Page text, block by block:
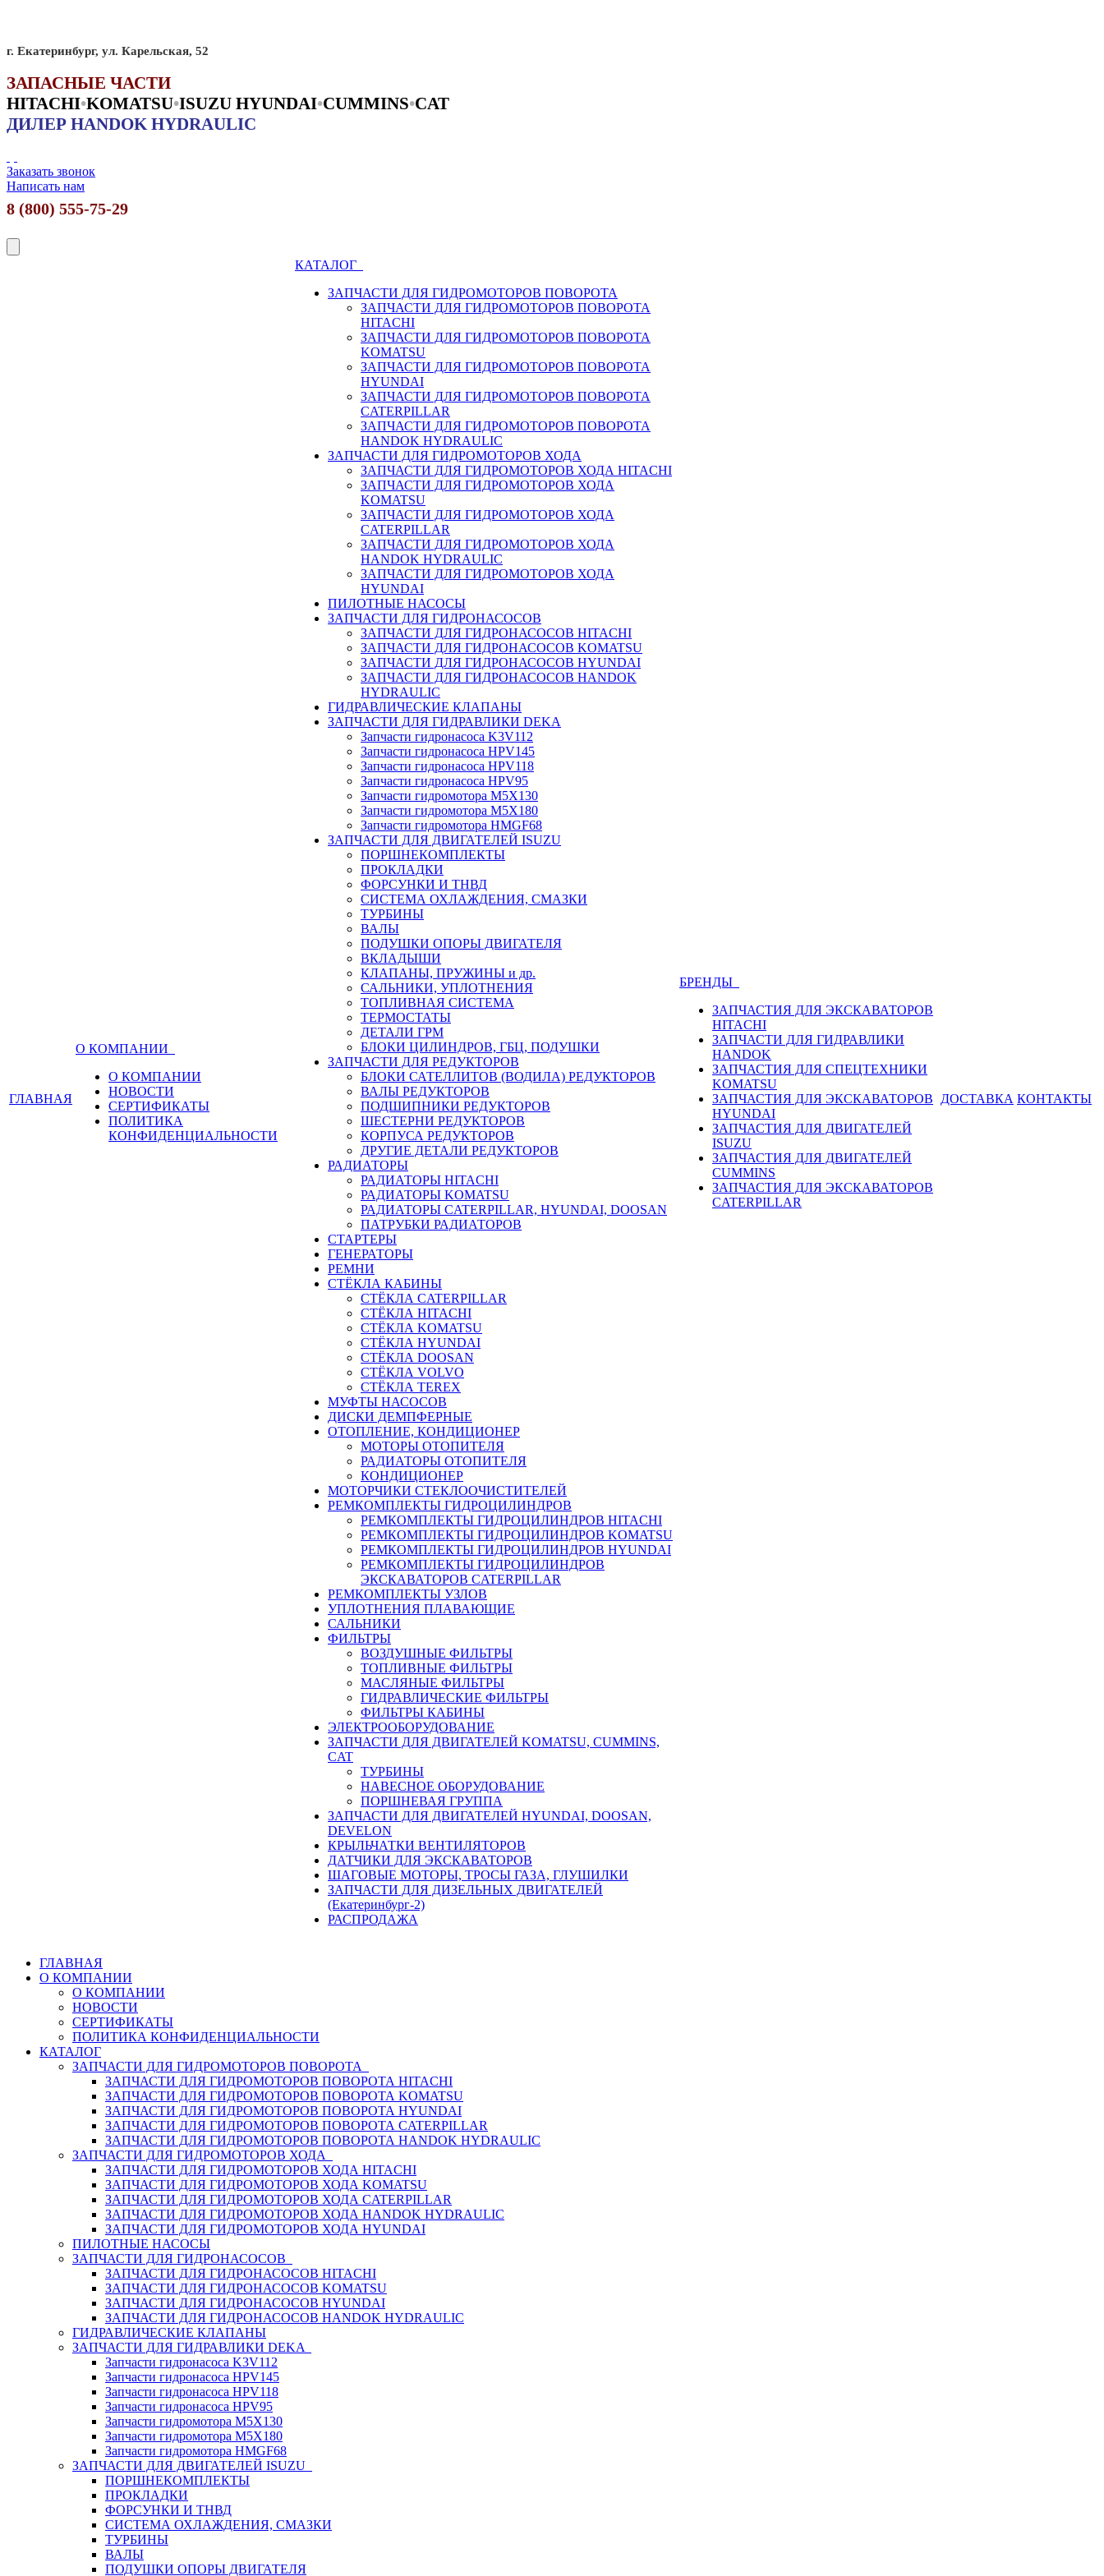
г. Екатеринбург, ул. Карельская, 52
ЗАПАСНЫЕ ЧАСТИ
HITACHI•KOMATSU•ISUZU HYUNDAI•CUMMINS•CAT
ДИЛЕР HANDOK HYDRAULIC
Заказать звонок
Написать нам
8 (800) 555-75-29
ГЛАВНАЯ
О КОМПАНИИ
О КОМПАНИИ
НОВОСТИ
СЕРТИФИКАТЫ
ПОЛИТИКА
КОНФИДЕНЦИАЛЬНОСТИ
КАТАЛОГ
ЗАПЧАСТИ ДЛЯ ГИДРОМОТОРОВ ПОВОРОТА
ЗАПЧАСТИ ДЛЯ ГИДРОМОТОРОВ ПОВОРОТА
HITACHI
ЗАПЧАСТИ ДЛЯ ГИДРОМОТОРОВ ПОВОРОТА
KOMATSU
ЗАПЧАСТИ ДЛЯ ГИДРОМОТОРОВ ПОВОРОТА
HYUNDAI
ЗАПЧАСТИ ДЛЯ ГИДРОМОТОРОВ ПОВОРОТА
CATERPILLAR
ЗАПЧАСТИ ДЛЯ ГИДРОМОТОРОВ ПОВОРОТА
HANDOK HYDRAULIC
ЗАПЧАСТИ ДЛЯ ГИДРОМОТОРОВ ХОДА
ЗАПЧАСТИ ДЛЯ ГИДРОМОТОРОВ ХОДА HITACHI
ЗАПЧАСТИ ДЛЯ ГИДРОМОТОРОВ ХОДА
KOMATSU
ЗАПЧАСТИ ДЛЯ ГИДРОМОТОРОВ ХОДА
CATERPILLAR
ЗАПЧАСТИ ДЛЯ ГИДРОМОТОРОВ ХОДА
HANDOK HYDRAULIC
ЗАПЧАСТИ ДЛЯ ГИДРОМОТОРОВ ХОДА
HYUNDAI
ПИЛОТНЫЕ НАСОСЫ
ЗАПЧАСТИ ДЛЯ ГИДРОНАСОСОВ
ЗАПЧАСТИ ДЛЯ ГИДРОНАСОСОВ HITACHI
ЗАПЧАСТИ ДЛЯ ГИДРОНАСОСОВ KOMATSU
ЗАПЧАСТИ ДЛЯ ГИДРОНАСОСОВ HYUNDAI
ЗАПЧАСТИ ДЛЯ ГИДРОНАСОСОВ HANDOK
HYDRAULIC
ГИДРАВЛИЧЕСКИЕ КЛАПАНЫ
ЗАПЧАСТИ ДЛЯ ГИДРАВЛИКИ DEKA
Запчасти гидронасоса K3V112
Запчасти гидронасоса HPV145
Запчасти гидронасоса HPV118
Запчасти гидронасоса HPV95
Запчасти гидромотора M5X130
Запчасти гидромотора M5X180
Запчасти гидромотора HMGF68
ЗАПЧАСТИ ДЛЯ ДВИГАТЕЛЕЙ ISUZU
ПОРШНЕКОМПЛЕКТЫ
ПРОКЛАДКИ
ФОРСУНКИ И ТНВД
СИСТЕМА ОХЛАЖДЕНИЯ, СМАЗКИ
ТУРБИНЫ
ВАЛЫ
ПОДУШКИ ОПОРЫ ДВИГАТЕЛЯ
ВКЛАДЫШИ
КЛАПАНЫ, ПРУЖИНЫ и др.
САЛЬНИКИ, УПЛОТНЕНИЯ
ТОПЛИВНАЯ СИСТЕМА
ТЕРМОСТАТЫ
ДЕТАЛИ ГРМ
БЛОКИ ЦИЛИНДРОВ, ГБЦ, ПОДУШКИ
ЗАПЧАСТИ ДЛЯ РЕДУКТОРОВ
БЛОКИ САТЕЛЛИТОВ (ВОДИЛА) РЕДУКТОРОВ
ВАЛЫ РЕДУКТОРОВ
ПОДШИПНИКИ РЕДУКТОРОВ
ШЕСТЕРНИ РЕДУКТОРОВ
КОРПУСА РЕДУКТОРОВ
ДРУГИЕ ДЕТАЛИ РЕДУКТОРОВ
РАДИАТОРЫ
РАДИАТОРЫ HITACHI
РАДИАТОРЫ KOMATSU
РАДИАТОРЫ CATERPILLAR, HYUNDAI, DOOSAN
ПАТРУБКИ РАДИАТОРОВ
СТАРТЕРЫ
ГЕНЕРАТОРЫ
РЕМНИ
СТЁКЛА КАБИНЫ
СТЁКЛА CATERPILLAR
СТЁКЛА HITACHI
СТЁКЛА KOMATSU
СТЁКЛА HYUNDAI
СТЁКЛА DOOSAN
СТЁКЛА VOLVO
СТЁКЛА TEREX
МУФТЫ НАСОСОВ
ДИСКИ ДЕМПФЕРНЫЕ
ОТОПЛЕНИЕ, КОНДИЦИОНЕР
МОТОРЫ ОТОПИТЕЛЯ
РАДИАТОРЫ ОТОПИТЕЛЯ
КОНДИЦИОНЕР
МОТОРЧИКИ СТЕКЛООЧИСТИТЕЛЕЙ
РЕМКОМПЛЕКТЫ ГИДРОЦИЛИНДРОВ
РЕМКОМПЛЕКТЫ ГИДРОЦИЛИНДРОВ HITACHI
РЕМКОМПЛЕКТЫ ГИДРОЦИЛИНДРОВ KOMATSU
РЕМКОМПЛЕКТЫ ГИДРОЦИЛИНДРОВ HYUNDAI
РЕМКОМПЛЕКТЫ ГИДРОЦИЛИНДРОВ
ЭКСКАВАТОРОВ CATERPILLAR
РЕМКОМПЛЕКТЫ УЗЛОВ
УПЛОТНЕНИЯ ПЛАВАЮЩИЕ
САЛЬНИКИ
ФИЛЬТРЫ
ВОЗДУШНЫЕ ФИЛЬТРЫ
ТОПЛИВНЫЕ ФИЛЬТРЫ
МАСЛЯНЫЕ ФИЛЬТРЫ
ГИДРАВЛИЧЕСКИЕ ФИЛЬТРЫ
ФИЛЬТРЫ КАБИНЫ
ЭЛЕКТРООБОРУДОВАНИЕ
ЗАПЧАСТИ ДЛЯ ДВИГАТЕЛЕЙ KOMATSU, CUMMINS,
CAT
ТУРБИНЫ
НАВЕСНОЕ ОБОРУДОВАНИЕ
ПОРШНЕВАЯ ГРУППА
ЗАПЧАСТИ ДЛЯ ДВИГАТЕЛЕЙ HYUNDAI, DOOSAN,
DEVELON
КРЫЛЬЧАТКИ ВЕНТИЛЯТОРОВ
ДАТЧИКИ ДЛЯ ЭКСКАВАТОРОВ
ШАГОВЫЕ МОТОРЫ, ТРОСЫ ГАЗА, ГЛУШИЛКИ
ЗАПЧАСТИ ДЛЯ ДИЗЕЛЬНЫХ ДВИГАТЕЛЕЙ
(Екатеринбург-2)
РАСПРОДАЖА
БРЕНДЫ
ЗАПЧАСТИЯ ДЛЯ ЭКСКАВАТОРОВ
HITACHI
ЗАПЧАСТИ ДЛЯ ГИДРАВЛИКИ
HANDOK
ЗАПЧАСТИЯ ДЛЯ СПЕЦТЕХНИКИ
KOMATSU
ЗАПЧАСТИЯ ДЛЯ ЭКСКАВАТОРОВ
HYUNDAI
ЗАПЧАСТИЯ ДЛЯ ДВИГАТЕЛЕЙ
ISUZU
ЗАПЧАСТИЯ ДЛЯ ДВИГАТЕЛЕЙ
CUMMINS
ЗАПЧАСТИЯ ДЛЯ ЭКСКАВАТОРОВ
CATERPILLAR
ДОСТАВКА КОНТАКТЫ
ГЛАВНАЯ
О КОМПАНИИ
О КОМПАНИИ
НОВОСТИ
СЕРТИФИКАТЫ
ПОЛИТИКА КОНФИДЕНЦИАЛЬНОСТИ
КАТАЛОГ
ЗАПЧАСТИ ДЛЯ ГИДРОМОТОРОВ ПОВОРОТА
ЗАПЧАСТИ ДЛЯ ГИДРОМОТОРОВ ПОВОРОТА HITACHI
ЗАПЧАСТИ ДЛЯ ГИДРОМОТОРОВ ПОВОРОТА KOMATSU
ЗАПЧАСТИ ДЛЯ ГИДРОМОТОРОВ ПОВОРОТА HYUNDAI
ЗАПЧАСТИ ДЛЯ ГИДРОМОТОРОВ ПОВОРОТА CATERPILLAR
ЗАПЧАСТИ ДЛЯ ГИДРОМОТОРОВ ПОВОРОТА HANDOK HYDRAULIC
ЗАПЧАСТИ ДЛЯ ГИДРОМОТОРОВ ХОДА
ЗАПЧАСТИ ДЛЯ ГИДРОМОТОРОВ ХОДА HITACHI
ЗАПЧАСТИ ДЛЯ ГИДРОМОТОРОВ ХОДА KOMATSU
ЗАПЧАСТИ ДЛЯ ГИДРОМОТОРОВ ХОДА CATERPILLAR
ЗАПЧАСТИ ДЛЯ ГИДРОМОТОРОВ ХОДА HANDOK HYDRAULIC
ЗАПЧАСТИ ДЛЯ ГИДРОМОТОРОВ ХОДА HYUNDAI
ПИЛОТНЫЕ НАСОСЫ
ЗАПЧАСТИ ДЛЯ ГИДРОНАСОСОВ
ЗАПЧАСТИ ДЛЯ ГИДРОНАСОСОВ HITACHI
ЗАПЧАСТИ ДЛЯ ГИДРОНАСОСОВ KOMATSU
ЗАПЧАСТИ ДЛЯ ГИДРОНАСОСОВ HYUNDAI
ЗАПЧАСТИ ДЛЯ ГИДРОНАСОСОВ HANDOK HYDRAULIC
ГИДРАВЛИЧЕСКИЕ КЛАПАНЫ
ЗАПЧАСТИ ДЛЯ ГИДРАВЛИКИ DEKA
Запчасти гидронасоса K3V112
Запчасти гидронасоса HPV145
Запчасти гидронасоса HPV118
Запчасти гидронасоса HPV95
Запчасти гидромотора M5X130
Запчасти гидромотора M5X180
Запчасти гидромотора HMGF68
ЗАПЧАСТИ ДЛЯ ДВИГАТЕЛЕЙ ISUZU
ПОРШНЕКОМПЛЕКТЫ
ПРОКЛАДКИ
ФОРСУНКИ И ТНВД
СИСТЕМА ОХЛАЖДЕНИЯ, СМАЗКИ
ТУРБИНЫ
ВАЛЫ
ПОДУШКИ ОПОРЫ ДВИГАТЕЛЯ